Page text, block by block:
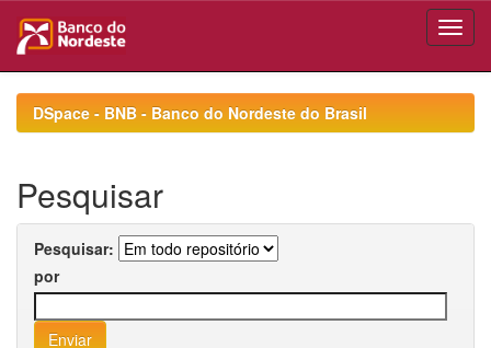
navigationDSpace - BNB - Banco do Nordeste do Brasil
Pesquisar
Pesquisar:
por